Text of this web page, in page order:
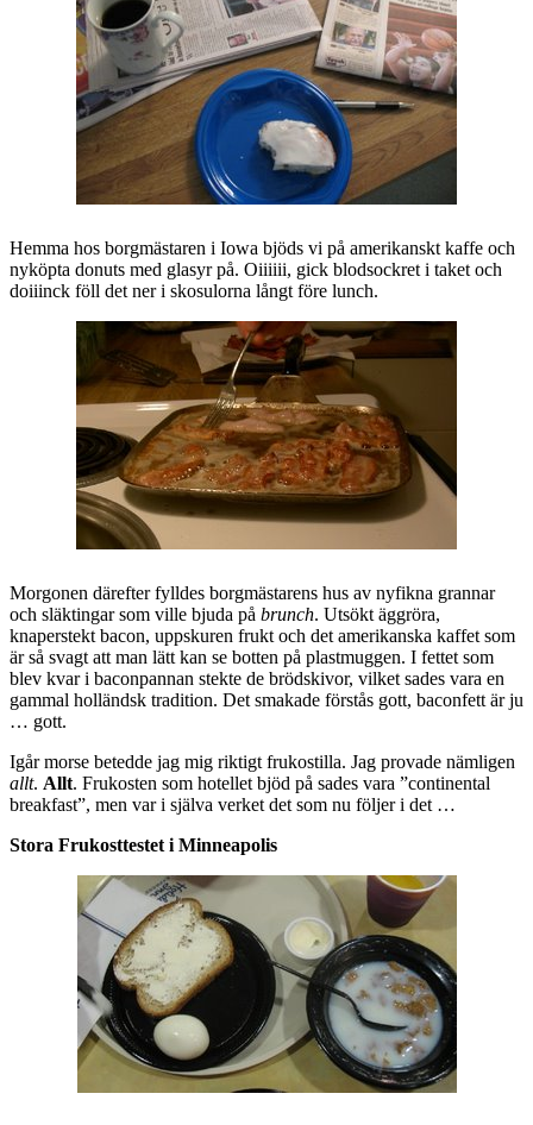
Hemma hos borgmästaren i Iowa bjöds vi på amerikanskt kaffe och
nyköpta donuts med glasyr på. Oiiiiii, gick blodsockret i taket och
doiiinck föll det ner i skosulorna långt före lunch.
Morgonen därefter fylldes borgmästarens hus av nyfikna grannar
och släktingar som ville bjuda på brunch. Utsökt äggröra,
knaperstekt bacon, uppskuren frukt och det amerikanska kaffet som
är så svagt att man lätt kan se botten på plastmuggen. I fettet som
blev kvar i baconpannan stekte de brödskivor, vilket sades vara en
gammal holländsk tradition. Det smakade förstås gott, baconfett är ju
… gott.
Igår morse betedde jag mig riktigt frukostilla. Jag provade nämligen
allt. Allt. Frukosten som hotellet bjöd på sades vara ”continental
breakfast”, men var i själva verket det som nu följer i det …
Stora Frukosttestet i Minneapolis